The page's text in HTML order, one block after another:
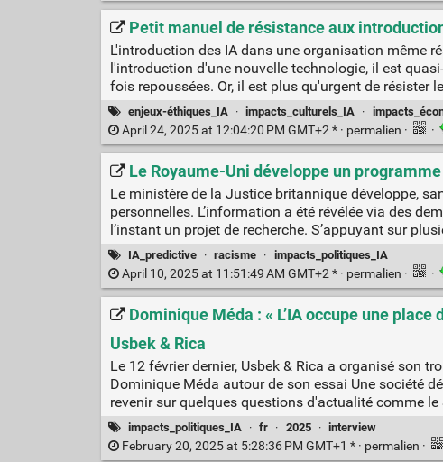
Petit manuel de résistance aux
L'introduction des IA dans une organisation même
l'introduction d'une nouvelle technologie, il est
fois repoussées. Or, il est plus qu'urgent de résister
enjeux-éthiques_IA · impacts_culturels_IA ·
April 24, 2025 at 12:04:20 PM GMT+2 * · permalien · ·
Le Royaume-Uni développe un
Le ministère de la Justice britannique développe,
personnelles. L’information a été révélée via des
l’instant un projet de recherche. S’appuyant sur
IA_predictive · racisme · impacts_politiques_IA
April 10, 2025 at 11:51:49 AM GMT+2 * · permalien · ·
Dominique Méda : « L’IA occupe une
Usbek & Rica
Le 12 février dernier, Usbek & Rica a organisé son
Dominique Méda autour de son essai Une société
revenir sur quelques questions d'actualité comme
impacts_politiques_IA · fr · 2025 · interview
February 20, 2025 at 5:28:36 PM GMT+1 * · permalien ·